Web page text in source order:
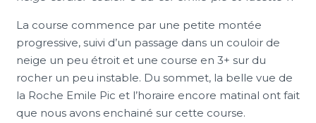
La course commence par une petite montée
progressive, suivi d’un passage dans un couloir de
neige un peu étroit et une course en 3+ sur du
rocher un peu instable. Du sommet, la belle vue de
la Roche Emile Pic et l’horaire encore matinal ont fait
que nous avons enchainé sur cette course.